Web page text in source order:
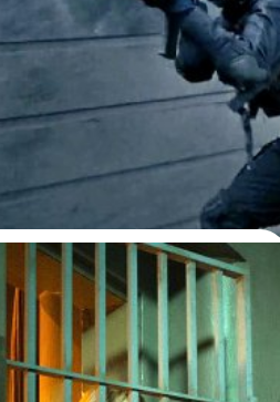
2' ได้ให้สัมภาษณ์กับ
การขยายแฟรนไชส์โลกทหารรับจ้าง
แท่นหนังเปิดตัวบน Netflix
งหน้า ‘The Mother’
ภาพยนตร์ของ Netflix ที่ทำยอดวิว